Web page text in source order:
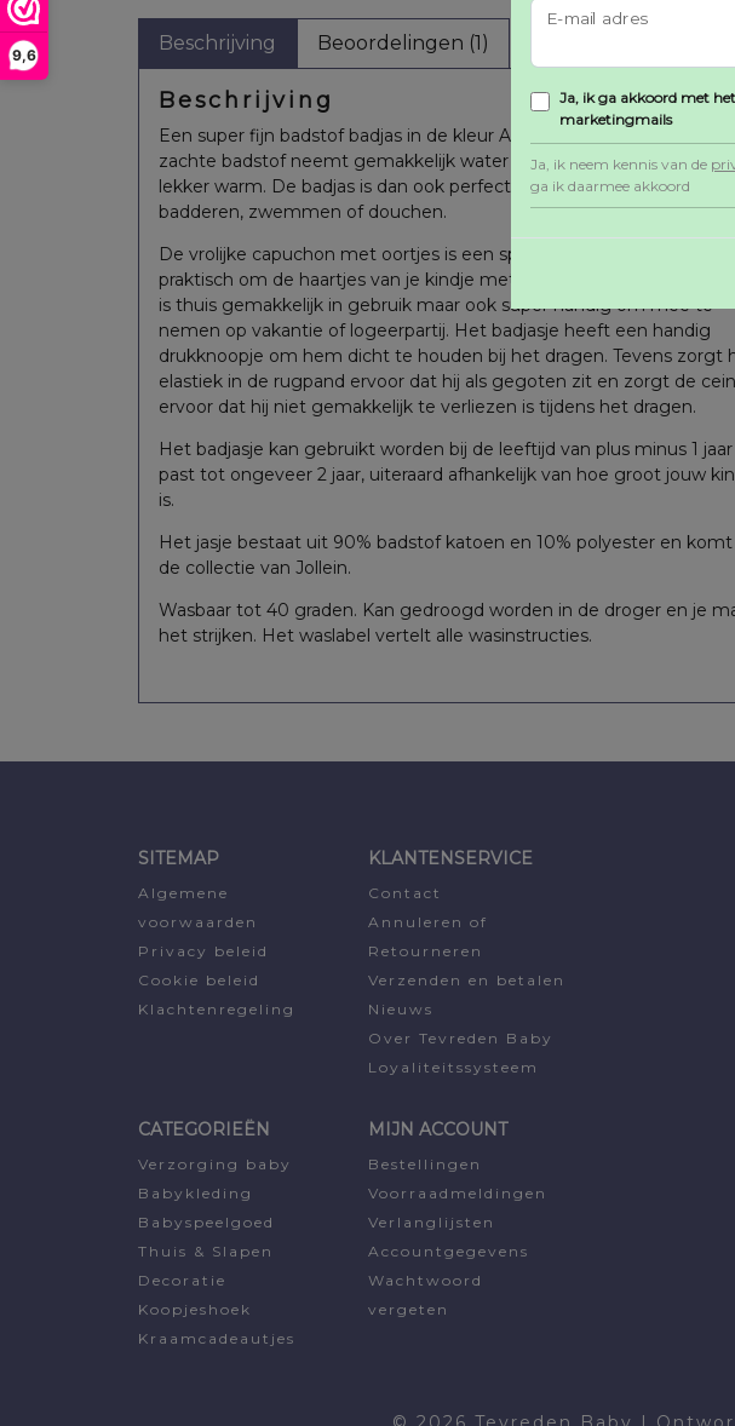
9,6
Beschrijving Beoordelingen (1)
Beschrijving
Een super fijn badstof badjas in de kleur Ash Green voor je dreumes.
zachte badstof neemt gemakkelijk water op en houdt daarmee je
lekker warm. De badjas is dan ook perfect om te gebruiken na het
badderen, zwemmen of douchen.
De vrolijke capuchon met oortjes is een speelse touch maar vooral
praktisch om de haartjes van je kindje met droog te krijgen. Het
is thuis gemakkelijk in gebruik maar ook super handig om mee te
nemen op vakantie of logeerpartij. Het badjasje heeft een handig
drukknoopje om hem dicht te houden bij het dragen. Tevens zorgt
elastiek in de rugpand ervoor dat hij als gegoten zit en zorgt de
ervoor dat hij niet gemakkelijk te verliezen is tijdens het dragen.
Het badjasje kan gebruikt worden bij de leeftijd van plus minus 1
past tot ongeveer 2 jaar, uiteraard afhankelijk van hoe groot jouw
is.
Het jasje bestaat uit 90% badstof katoen en 10% polyester en
de collectie van Jollein.
Wasbaar tot 40 graden. Kan gedroogd worden in de droger en je
het strijken. Het waslabel vertelt alle wasinstructies.
knit stone green
€11,54
Oorspronkelijke
prijs
was:
€5,18
Huidige
prijs
is:
Shirt lange mouw
50/56 Hearts soft
green
€6,81
Oorspronkelijke
prijs
was:
€3,22
Huidige
prijs
is:
Badjas 1-
€
prijs
was:
€
prijs
is:
SITEMAP
Algemene
voorwaarden
Privacy beleid
Cookie beleid
Klachtenregeling
KLANTENSERVICE
Contact
Annuleren of
Retourneren
Verzenden en betalen
Nieuws
Over Tevreden Baby
Loyaliteitssysteem
CATEGORIEËN
Verzorging baby
Babykleding
Babyspeelgoed
Thuis & Slapen
Decoratie
Koopjeshoek
Kraamcadeautjes
MIJN ACCOUNT
Bestellingen
Voorraadmeldingen
Verlanglijsten
Accountgegevens
Wachtwoord
vergeten
E-mail adres
Ja, ik ga akkoord met
marketingmails
Ja, ik neem kennis van de
ga ik daarmee akkoord